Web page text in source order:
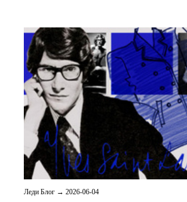
Леди Блог → 2026-06-04